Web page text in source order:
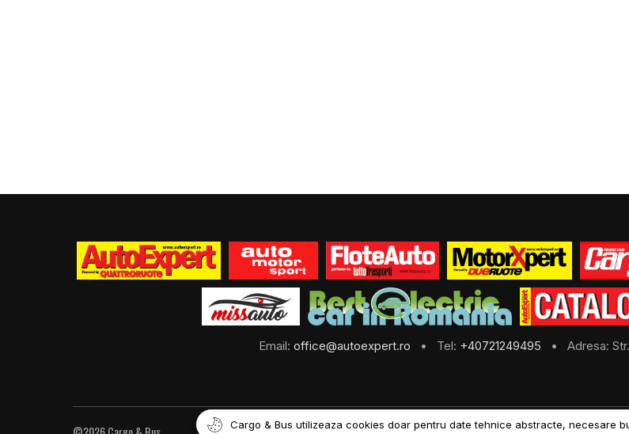
Email: office@autoexpert.ro • Tel: +40721249495 • Adresa:
Cargo & Bus utilizeaza cookies doar pentru date tehnice abstracte, necesare